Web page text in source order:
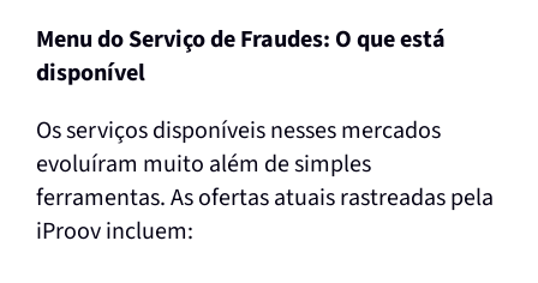
Menu do Serviço de Fraudes: O que está
disponível
Os serviços disponíveis nesses mercados
evoluíram muito além de simples
ferramentas. As ofertas atuais rastreadas pela
iProov incluem: